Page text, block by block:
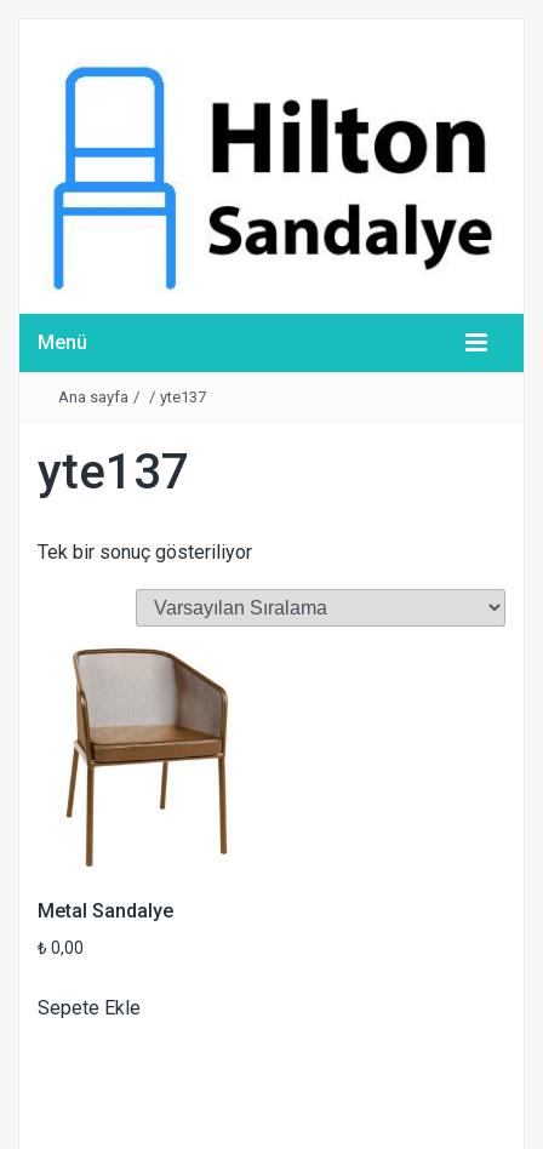
Menü
Ana sayfa / / yte137
yte137
Tek bir sonuç gösteriliyor
Metal Sandalye
₺ 0,00
Sepete Ekle